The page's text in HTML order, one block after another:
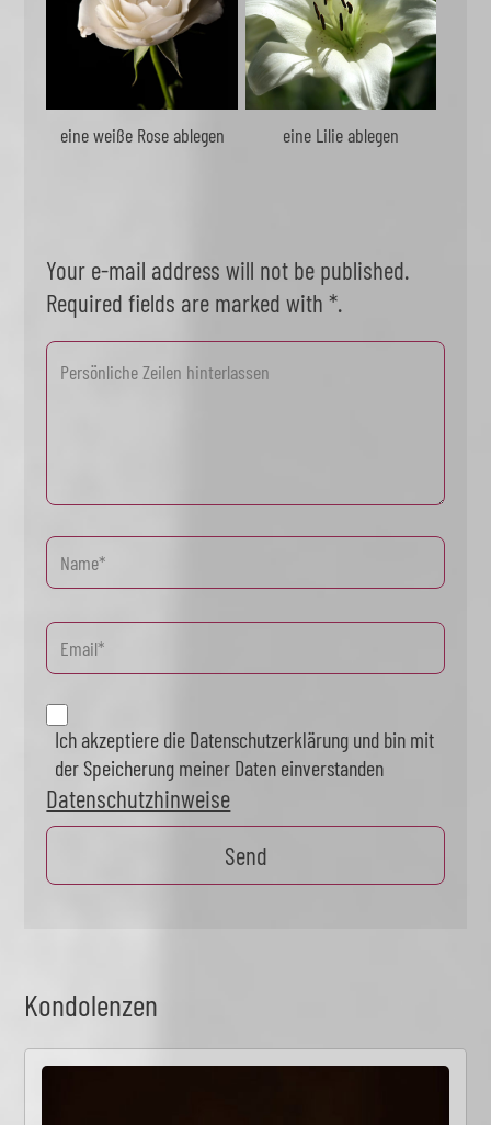
eine weiße Rose ablegen eine Lilie ablegen
Your e-mail address will not be published.
Required fields are marked with *.
Ich akzeptiere die Datenschutzerklärung und bin mit
der Speicherung meiner Daten einverstanden
Datenschutzhinweise
Kondolenzen